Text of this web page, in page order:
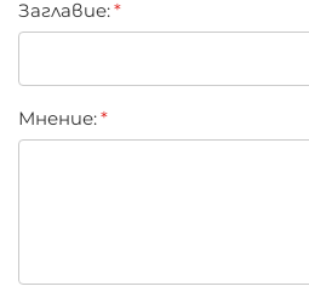
Заглавиe:
Мнение: